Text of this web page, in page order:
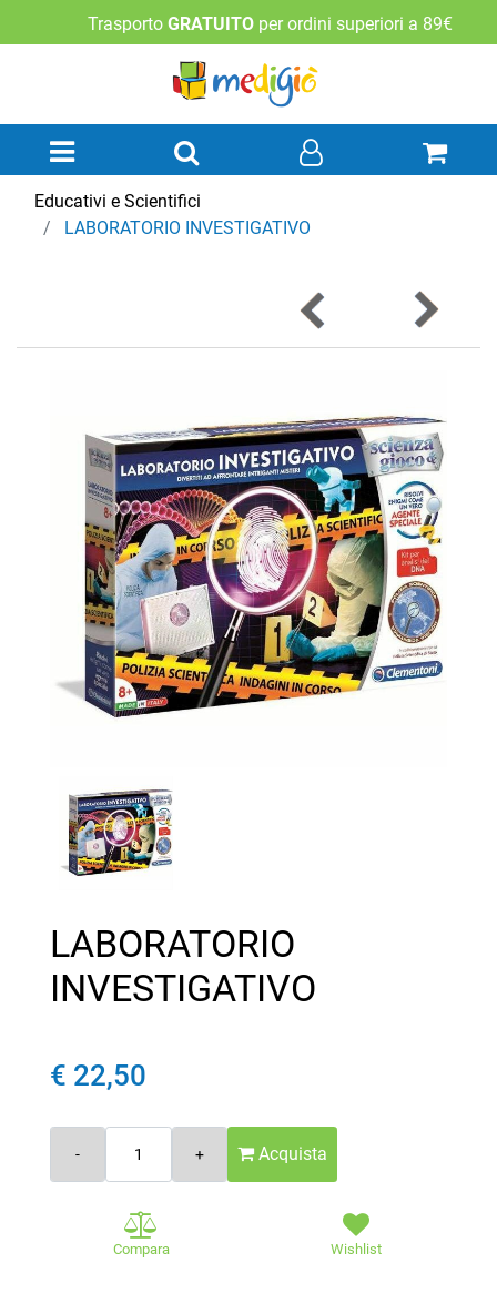
Trasporto GRATUITO per ordini superiori a 89€
Open menu
Educativi e Scientifici
LABORATORIO INVESTIGATIVO
LABORATORIO
INVESTIGATIVO
€ 22,50
Acquista
Compara Wishlist